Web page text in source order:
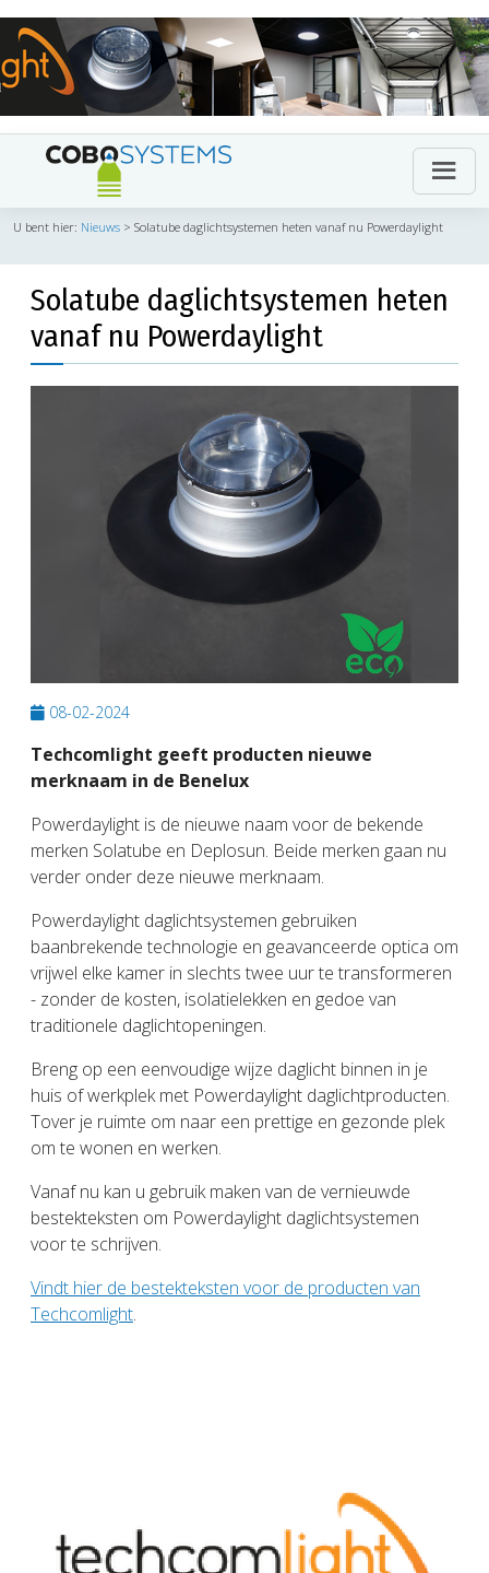
U bent hier: Nieuws > Solatube daglichtsystemen heten vanaf nu Powerdaylight
Solatube daglichtsystemen heten
vanaf nu Powerdaylight
08-02-2024
Techcomlight geeft producten nieuwe
merknaam in de Benelux
Powerdaylight is de nieuwe naam voor de bekende
merken Solatube en Deplosun. Beide merken gaan nu
verder onder deze nieuwe merknaam.
Powerdaylight daglichtsystemen gebruiken
baanbrekende technologie en geavanceerde optica om
vrijwel elke kamer in slechts twee uur te transformeren
- zonder de kosten, isolatielekken en gedoe van
traditionele daglichtopeningen.
Breng op een eenvoudige wijze daglicht binnen in je
huis of werkplek met Powerdaylight daglichtproducten.
Tover je ruimte om naar een prettige en gezonde plek
om te wonen en werken.
Vanaf nu kan u gebruik maken van de vernieuwde
bestekteksten om Powerdaylight daglichtsystemen
voor te schrijven.
Vindt hier de bestekteksten voor de producten van
Techcomlight.